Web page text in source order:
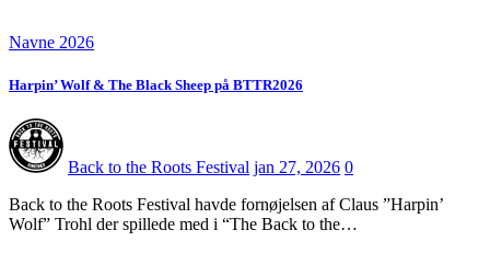
Navne 2026
Harpin’ Wolf & The Black Sheep på BTTR2026
Back to the Roots Festival jan 27, 2026 0
Back to the Roots Festival havde fornøjelsen af Claus ”Harpin’
Wolf” Trohl der spillede med i “The Back to the…